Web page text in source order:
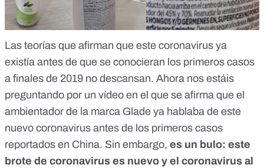
Las teorías que afirman que este coronavirus ya
existía antes de que se conocieran los primeros casos
a finales de 2019 no descansan. Ahora nos estáis
preguntando por un vídeo en el que se afirma que el
ambientador de la marca Glade ya hablaba de este
nuevo coronavirus antes de los primeros casos
reportados en China. Sin embargo, es un bulo: este
brote de coronavirus es nuevo y el coronavirus al